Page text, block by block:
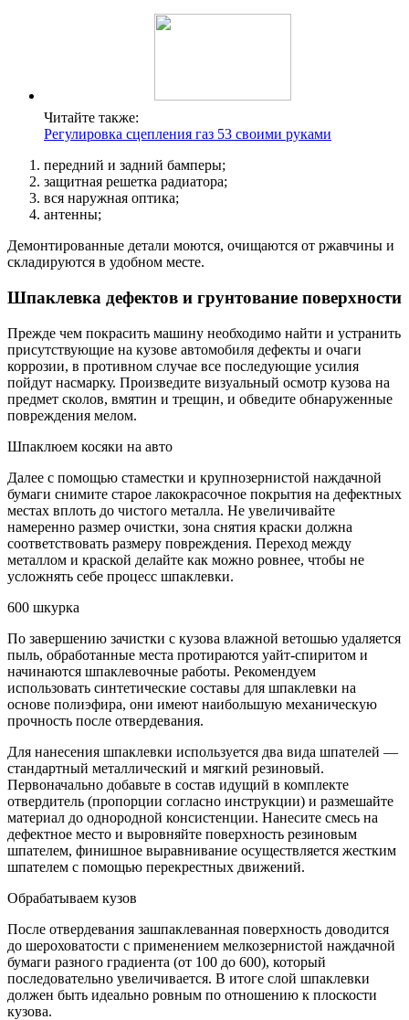
Читайте также:
Регулировка сцепления газ 53 своими руками
передний и задний бамперы;
защитная решетка радиатора;
вся наружная оптика;
антенны;
Демонтированные детали моются, очищаются от ржавчины и
складируются в удобном месте.
Шпаклевка дефектов и грунтование поверхности
Прежде чем покрасить машину необходимо найти и устранить
присутствующие на кузове автомобиля дефекты и очаги
коррозии, в противном случае все последующие усилия
пойдут насмарку. Произведите визуальный осмотр кузова на
предмет сколов, вмятин и трещин, и обведите обнаруженные
повреждения мелом.
Шпаклюем косяки на авто
Далее с помощью стаместки и крупнозернистой наждачной
бумаги снимите старое лакокрасочное покрытия на дефектных
местах вплоть до чистого металла. Не увеличивайте
намеренно размер очистки, зона снятия краски должна
соответствовать размеру повреждения. Переход между
металлом и краской делайте как можно ровнее, чтобы не
усложнять себе процесс шпаклевки.
600 шкурка
По завершению зачистки с кузова влажной ветошью удаляется
пыль, обработанные места протираются уайт-спиритом и
начинаются шпаклевочные работы. Рекомендуем
использовать синтетические составы для шпаклевки на
основе полиэфира, они имеют наибольшую механическую
прочность после отвердевания.
Для нанесения шпаклевки используется два вида шпателей —
стандартный металлический и мягкий резиновый.
Первоначально добавьте в состав идущий в комплекте
отвердитель (пропорции согласно инструкции) и размешайте
материал до однородной консистенции. Нанесите смесь на
дефектное место и выровняйте поверхность резиновым
шпателем, финишное выравнивание осуществляется жестким
шпателем с помощью перекрестных движений.
Обрабатываем кузов
После отвердевания зашпаклеванная поверхность доводится
до шероховатости с применением мелкозернистой наждачной
бумаги разного градиента (от 100 до 600), который
последовательно увеличивается. В итоге слой шпаклевки
должен быть идеально ровным по отношению к плоскости
кузова.